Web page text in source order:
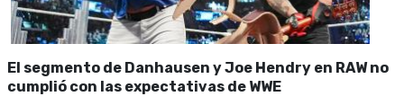
El segmento de Danhausen y Joe Hendry en RAW no
cumplió con las expectativas de WWE